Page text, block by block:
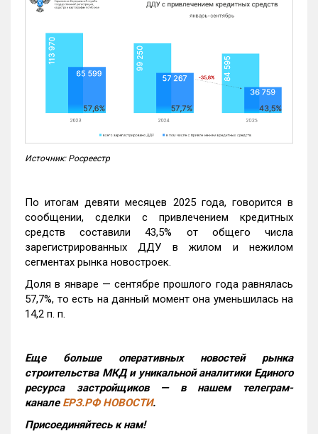
Источник: Росреестр
По итогам девяти месяцев 2025 года, говорится в
сообщении, сделки с привлечением кредитных
средств составили 43,5% от общего числа
зарегистрированных ДДУ в жилом и нежилом
сегментах рынка новостроек.
Доля в январе — сентябре прошлого года равнялась
57,7%, то есть на данный момент она уменьшилась на
14,2 п. п.
Еще больше оперативных новостей рынка
строительства МКД и уникальной аналитики Единого
ресурса застройщиков — в нашем телеграм-
канале ЕРЗ.РФ НОВОСТИ.
Присоединяйтесь к нам!